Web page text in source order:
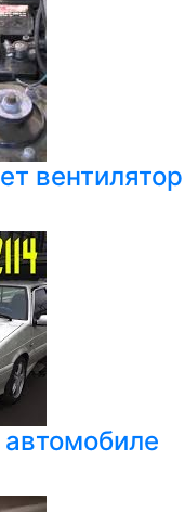
вентилятор
автомобиле